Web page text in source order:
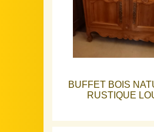
BUFFET BOIS
RUSTIQUE